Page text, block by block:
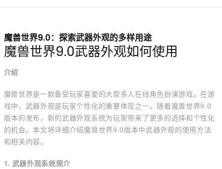
魔兽世界9.0：探索武器外观的多样用途
魔兽世界9.0武器外观如何使用
介绍
魔兽世界是一款备受玩家喜爱的大型多人在线角色扮演游戏。在游
戏中，武器外观是玩家个性化的重要体现之一。随着魔兽世界9.0
版本的发布，新的武器外观系统为玩家带来了更多的选择和个性化
的机会。本文将详细介绍魔兽世界9.0版本中武器外观的使用方法
和相关内容。
1. 武器外观系统简介